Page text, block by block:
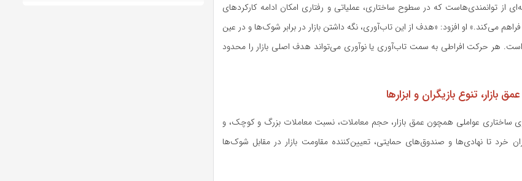
از توانمندی‌هاست که در سطوح ساختاری، عملیاتی و رفتاری امکان ادامه کارکرد‌های
فراهم می‌کند.» او افزود: «هدف از این تاب‌آوری، نگه داشتن بازار در برابر شوک‌ها و در عین
هر حرکت افراطی به سمت تاب‌آوری یا نوآوری می‌تواند هدف اصلی بازار را محدود
بازار، تنوع بازیگران و ابزار‌ها
ساختاری عواملی همچون عمق بازار، حجم معاملات، نسبت معاملات بزرگ و کوچک، و
خرد تا نهادی‌ها و صندوق‌های حمایتی، تعیین‌کننده مقاومت بازار در مقابل شوک‌ها